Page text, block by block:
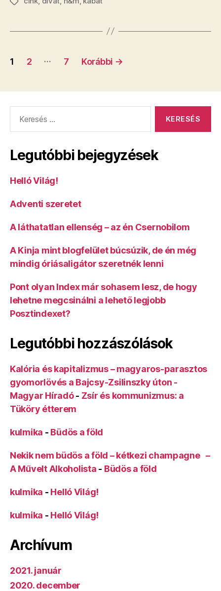
Bejegyzés
1 2 … 7 Korábbi →
Legutóbbi bejegyzések
Helló Világ!
Adventi szeretet
A láthatatlan ellenség – az én Csernobilom
A Kinja mint blogfelület búcsúzik, de én még
mindig óriásaligátor szeretnék lenni
Pont olyan Index már sohasem lesz, de hogy
lehetne megcsinálni a lehető legjobb
Posztindexet?
Legutóbbi hozzászólások
Kalória és kapitalizmus – magyaros-parasztos
gyomorlövés a Bajcsy-Zsilinszky úton -
Magyar Híradó- Zsír és kommunizmus: a
Tüköry étterem
kulmika - Büdös a föld
Nekik nem büdös a föld – kétkezi champagne –
A Művelt Alkoholista - Büdös a föld
kulmika - Helló Világ!
kulmika - Helló Világ!
Archívum
2021. január
2020. december